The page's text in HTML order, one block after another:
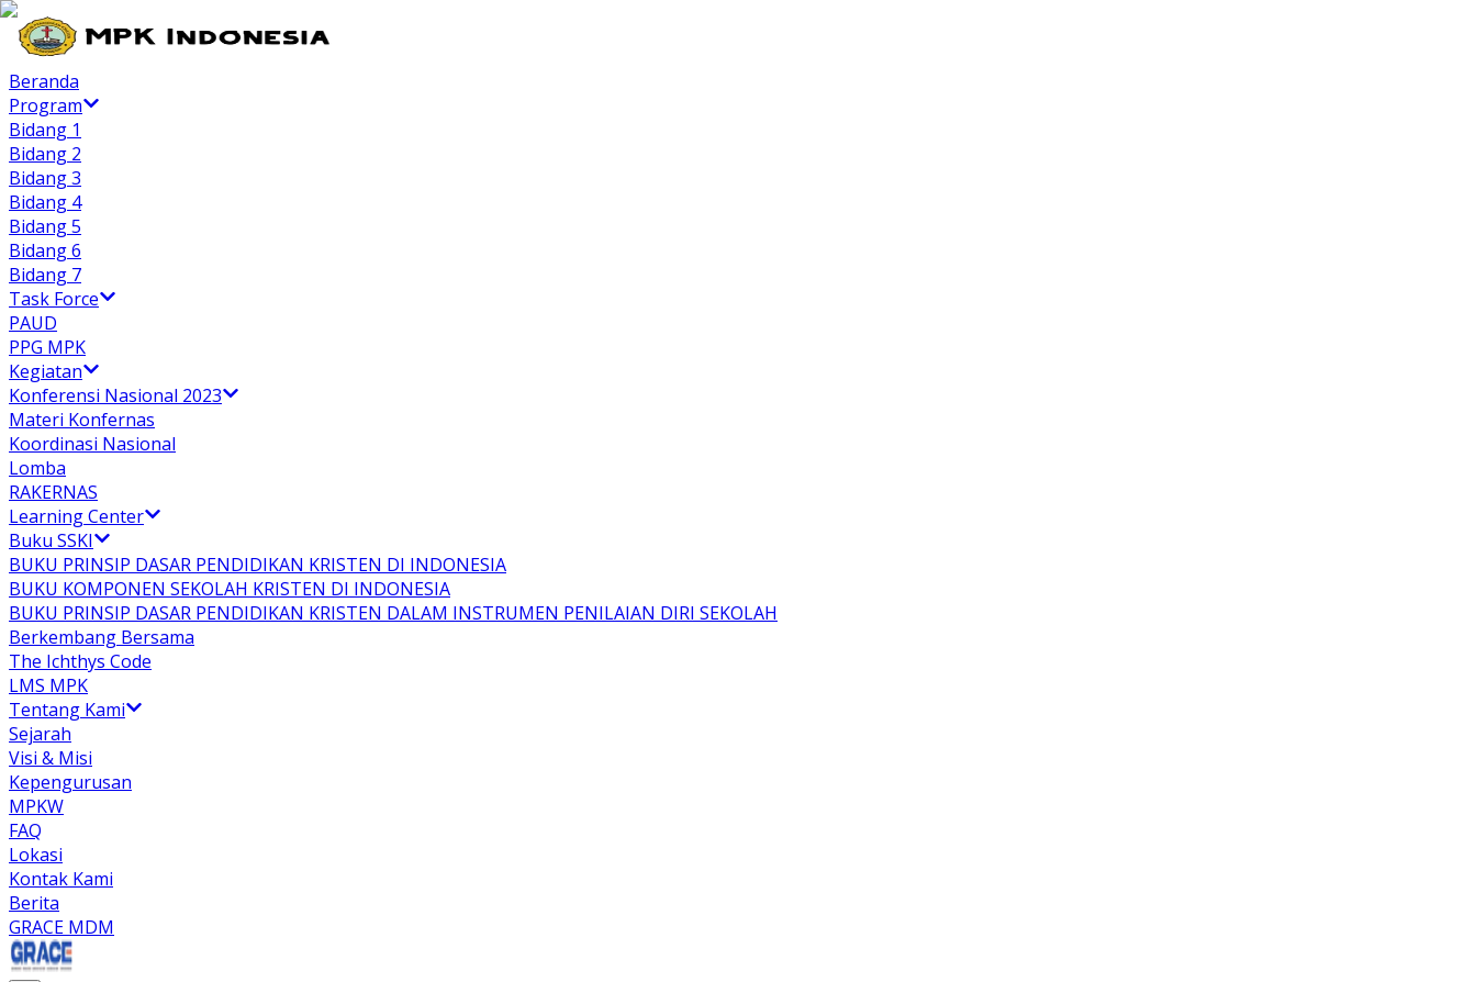
Beranda
Program
Bidang 1
Bidang 2
Bidang 3
Bidang 4
Bidang 5
Bidang 6
Bidang 7
Task Force
PAUD
PPG MPK
Kegiatan
Konferensi Nasional 2023
Materi Konfernas
Koordinasi Nasional
Lomba
RAKERNAS
Learning Center
Buku SSKI
BUKU PRINSIP DASAR PENDIDIKAN KRISTEN DI INDONESIA
BUKU KOMPONEN SEKOLAH KRISTEN DI INDONESIA
BUKU PRINSIP DASAR PENDIDIKAN KRISTEN DALAM INSTRUMEN PENILAIAN DIRI SEKOLAH
Berkembang Bersama
The Ichthys Code
LMS MPK
Tentang Kami
Sejarah
Visi & Misi
Kepengurusan
MPKW
FAQ
Lokasi
Kontak Kami
Berita
GRACE MDM